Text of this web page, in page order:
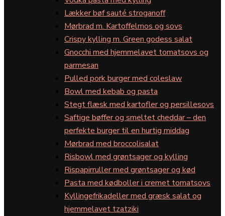
Lækker bøf sauté stroganoff
Mørbrad m. Kartoffelmos og sovs
Crispy kylling m. Green godess salat
Gnocchi med hjemmelavet tomatsovs og
parmesan
Pulled pork burger med coleslaw
Bowl med kebab og pasta
Stegt flæsk med kartofler og persillesovs
Saftige bøffer og smeltet cheddar – den
perfekte burger til en hurtig middag
Mørbrad med broccolisalat
Risbowl med grøntsager og kylling
Rispapirruller med grøntsager og kød
Pasta med kødboller i cremet tomatsovs
Kyllingefrikadeller med græsk salat og
hjemmelavet tzatziki